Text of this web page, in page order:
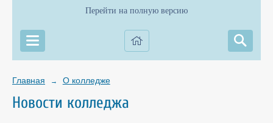
Перейти на полную версию
Главная → О колледже
Новости колледжа